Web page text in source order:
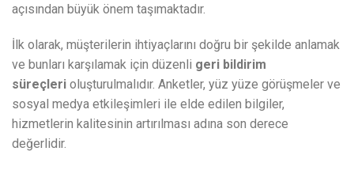
açısından büyük önem taşımaktadır.
İlk olarak, müşterilerin ihtiyaçlarını doğru bir şekilde anlamak
ve bunları karşılamak için düzenli geri bildirim
süreçleri oluşturulmalıdır. Anketler, yüz yüze görüşmeler ve
sosyal medya etkileşimleri ile elde edilen bilgiler,
hizmetlerin kalitesinin artırılması adına son derece
değerlidir.